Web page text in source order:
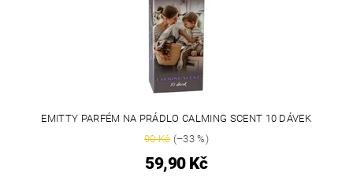
EMITTY PARFÉM NA PRÁDLO CALMING SCENT 10 DÁVEK
90 Kč(–33 %)
59,90 Kč